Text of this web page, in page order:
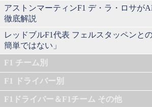
アストンマーティンF1 デ・ラ・ロサが
徹底解説
レッドブルF1代表 フェルスタッペンと
簡単ではない」
F1 チーム別
F1 ドライバー別
F1ドライバー＆F1チーム その他